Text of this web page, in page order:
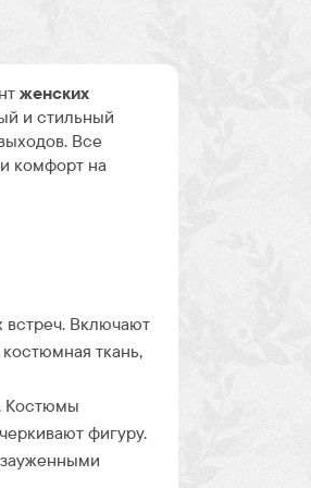
женских
и стильный
Все
комфорт на
Включают
ткань,
Костюмы
фигуру.